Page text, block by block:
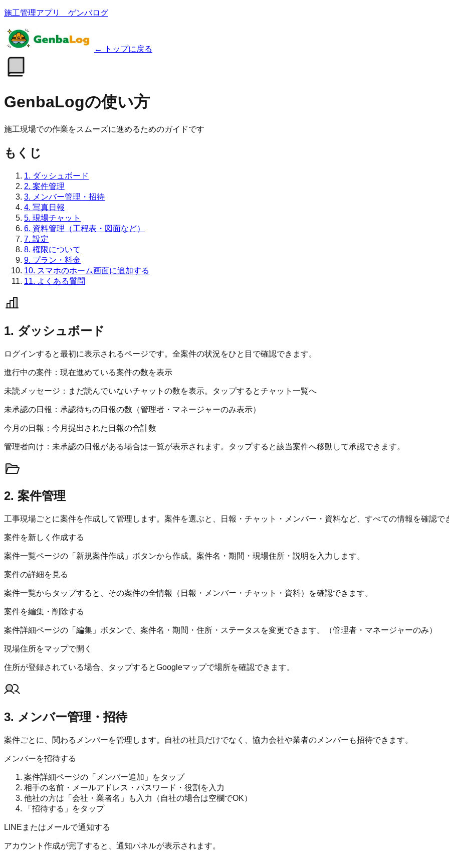
施工管理アプリ ゲンバログ
← トップに戻る
GenbaLogの使い方
施工現場での作業をスムーズに進めるためのガイドです
もくじ
1. ダッシュボード
2. 案件管理
3. メンバー管理・招待
4. 写真日報
5. 現場チャット
6. 資料管理（工程表・図面など）
7. 設定
8. 権限について
9. プラン・料金
10. スマホのホーム画面に追加する
11. よくある質問
1. ダッシュボード
ログインすると最初に表示されるページです。全案件の状況をひと目で確認できます。
進行中の案件： 現在進めている案件の数を表示
未読メッセージ： まだ読んでいないチャットの数を表示。タップするとチャット一覧へ
未承認の日報： 承認待ちの日報の数（管理者・マネージャーのみ表示）
今月の日報： 今月提出された日報の合計数
管理者向け： 未承認の日報がある場合は一覧が表示されます。タップすると該当案件へ移動して承認できます。
2. 案件管理
工事現場ごとに案件を作成して管理します。案件を選ぶと、日報・チャット・メンバー・資料など、すべての情報を確認で
案件を新しく作成する
案件一覧ページの「新規案件作成」ボタンから作成。案件名・期間・現場住所・説明を入力します。
案件の詳細を見る
案件一覧からタップすると、その案件の全情報（日報・メンバー・チャット・資料）を確認できます。
案件を編集・削除する
案件詳細ページの「編集」ボタンで、案件名・期間・住所・ステータスを変更できます。（管理者・マネージャーのみ）
現場住所をマップで開く
住所が登録されている場合、タップするとGoogleマップで場所を確認できます。
3. メンバー管理・招待
案件ごとに、関わるメンバーを管理します。自社の社員だけでなく、協力会社や業者のメンバーも招待できます。
メンバーを招待する
案件詳細ページの「メンバー追加」をタップ
相手の名前・メールアドレス・パスワード・役割を入力
他社の方は「会社・業者名」も入力（自社の場合は空欄でOK）
「招待する」をタップ
LINEまたはメールで通知する
アカウント作成が完了すると、通知パネルが表示されます。